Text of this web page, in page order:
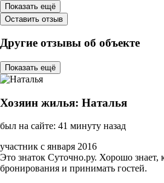
Показать ещё
Оставить отзыв
Другие отзывы об объекте
Показать ещё
Хозяин жилья: Наталья
был на сайте: 41 минуту назад
участник с января 2016
Это знаток Суточно.ру. Хорошо знает,
бронирования и принимать гостей.